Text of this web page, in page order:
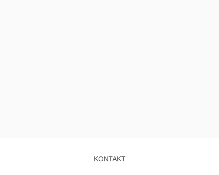
KONTAKT